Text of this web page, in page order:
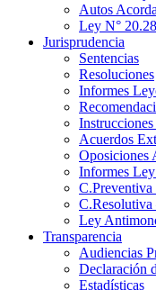
Autos
Ley N°
Jurisprudencia
Sentencias
Resoluciones
Informes
Instrucciones
Acuerdos
Oposiciones
Informes
Ley
Transparencia
Audiencias
Declaración
Estadísticas